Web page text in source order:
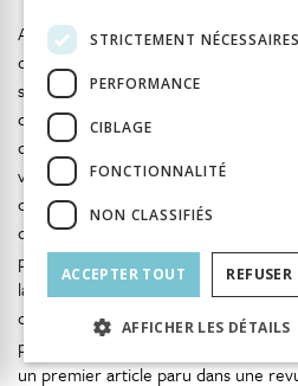
Alors que le spectre apparaît en
classificatoire de la schizophrénie et
spectre de la schizophrénie survient
que le spectre de l’autisme
dans les articles médicaux dans les
véritablement sa place dans les
occurrence exploser dans les
du DSM-5. À la différence de la
pathologie et son spectre a donc
la littérature médicale, la première
concernant l’autisme remonte aux
premiers articles marquent
un premier article paru dans une
STRICTEMENT NÉCESSAIRES
PERFORMANCE
CIBLAGE
FONCTIONNALITÉ
NON CLASSIFIÉS
ACCEPTER TOUT
AFFICHER LES DÉTAILS